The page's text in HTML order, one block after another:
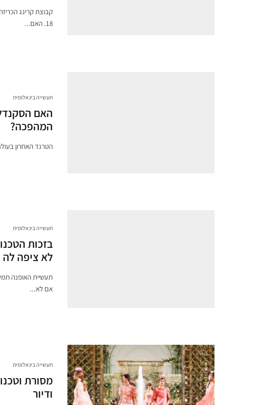
18. האם...
תעשייה בינאלומית
האם
המהפכה?
הטרנד האחרון
תעשייה בינאלומית
בזכות
לא ציפה לה
תעשיית האופנה
אם לא...
תעשייה בינאלומית
מסורת
ודיור